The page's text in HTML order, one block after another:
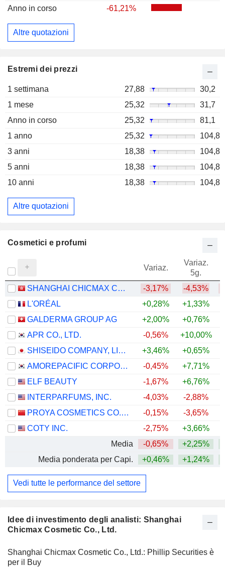
Idee di investimento degli analisti: Shanghai
Chicmax Cosmetic Co., Ltd.
Shanghai Chicmax Cosmetic Co., Ltd.: Phillip Securities è
per il Buy
Anno in corso
-61,21%
Altre quotazioni
Estremi dei prezzi
1 settimana 27,88
30,2
1 mese
25,32
31,7
Anno in corso
25,32
81,1
1 anno
25,32
104,8
3 anni
18,38
104,8
5 anni
18,38
104,8
10 anni
18,38 104,8
Altre quotazioni
Cosmetici e profumi
Variaz.
Variaz.
5g.
SHANGHAI CHICMAX COSMETIC CO., LTD. -3,17% -4,53%
L'ORÉAL
+0,28% +1,33%
GALDERMA GROUP AG
+2,00% +0,76%
APR CO., LTD.
-0,56% +10,00%
SHISEIDO COMPANY, LIMITED
+3,46% +0,65%
AMOREPACIFIC CORPORATION
-0,45% +7,71%
ELF BEAUTY
-1,67% +6,76%
INTERPARFUMS, INC.
-4,03% -2,88%
PROYA COSMETICS CO.,LTD.
-0,15% -3,65%
COTY INC.
-2,75% +3,66%
Media
-0,65% +2,25%
Media ponderata per Capi.
+0,46% +1,24%
Vedi tutte le performance del settore